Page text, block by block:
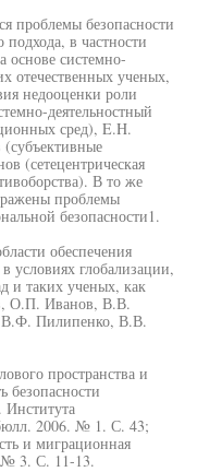
проблемы безопасности
в частности
основе системно-
отечественных ученых,
недооценки роли
деятельностный
сред), E.H.
(сетецентрическая
В то же
проблемы
безопасности1.
обеспечения
условиях глобализации,
и таких ученых, как
О.П. Иванов, В.В.
Пилипенко, В.В.
пространства и
безопасности
2006. № 1. С. 43;
и миграционная
№ 3. С. 11-13.